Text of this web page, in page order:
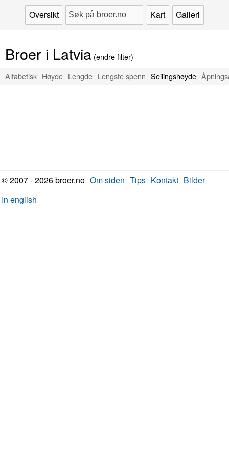
Oversikt Kart Galleri
Broer i Latvia (endre filter)
Alfabetisk Høyde Lengde Lengste spenn Seilingshøyde
© 2007 - 2026 broer.no Om siden Tips Kontakt Bilder
In english